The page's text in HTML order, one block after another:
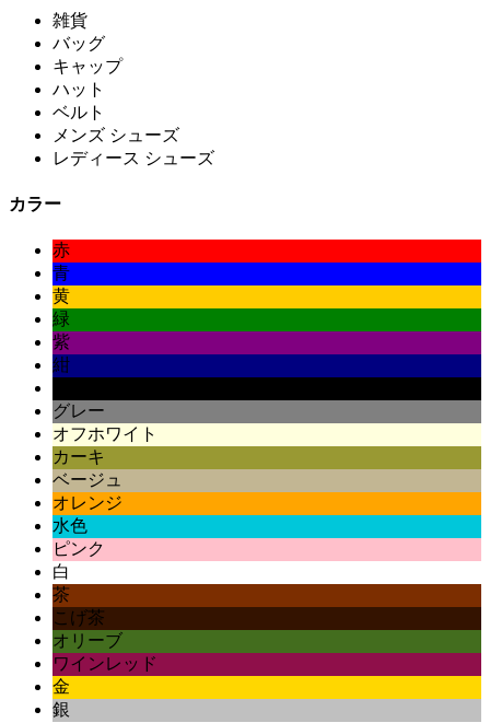
雑貨
バッグ
キャップ
ハット
ベルト
メンズ シューズ
レディース シューズ
カラー
赤
青
黄
緑
紫
紺
グレー
オフホワイト
カーキ
ベージュ
オレンジ
水色
ピンク
白
茶
こげ茶
オリーブ
ワインレッド
金
銀